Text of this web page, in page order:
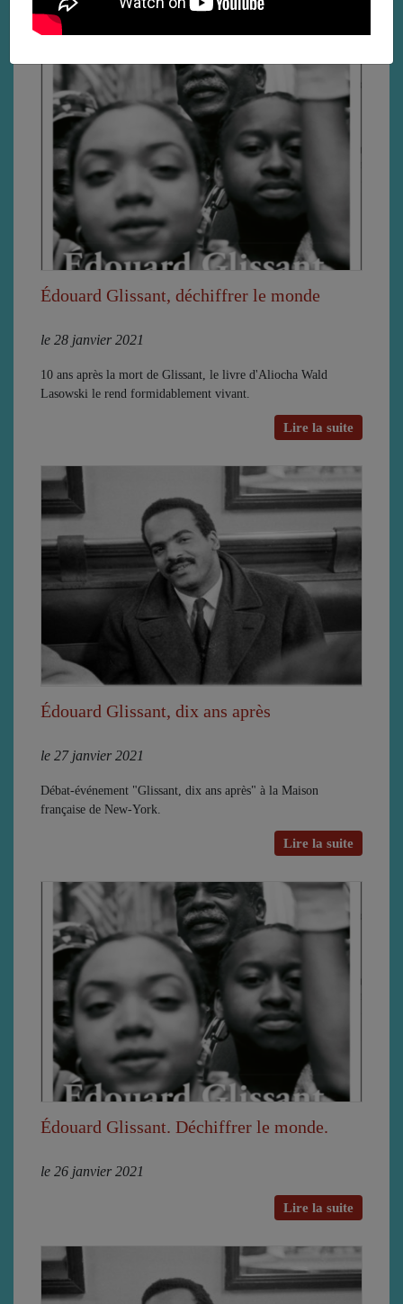
Édouard Glissant, déchiffrer le monde
le 28 janvier 2021
10 ans après la mort de Glissant, le livre d'Aliocha Wald
Lasowski le rend formidablement vivant.
Lire la suite
Édouard Glissant, dix ans après
le 27 janvier 2021
Débat-événement "Glissant, dix ans après" à la Maison
française de New-York.
Lire la suite
Édouard Glissant. Déchiffrer le monde.
le 26 janvier 2021
Lire la suite